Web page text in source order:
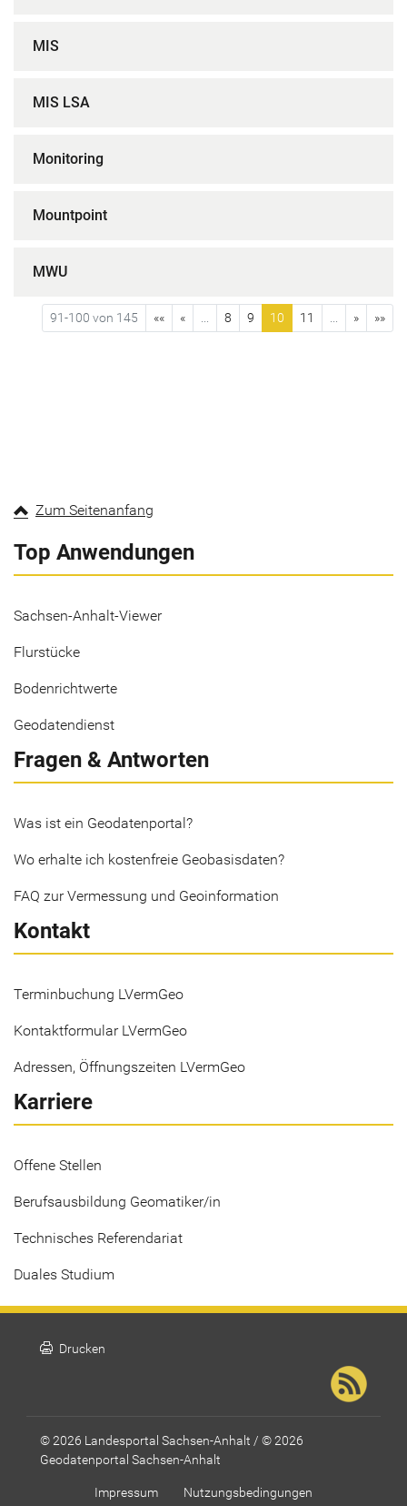
MIS
MIS LSA
Monitoring
Mountpoint
MWU
91-100 von 145 «« « 8 9 10 11 » »»
Zum Seitenanfang
Top Anwendungen
Sachsen-Anhalt-Viewer
Flurstücke
Bodenrichtwerte
Geodatendienst
Fragen & Antworten
Was ist ein Geodatenportal?
Wo erhalte ich kostenfreie Geobasisdaten?
FAQ zur Vermessung und Geoinformation
Kontakt
Terminbuchung LVermGeo
Kontaktformular LVermGeo
Adressen, Öffnungszeiten LVermGeo
Karriere
Offene Stellen
Berufsausbildung Geomatiker/in
Technisches Referendariat
Duales Studium
print Drucken
© 2026 Landesportal Sachsen-Anhalt / © 2026
Geodatenportal Sachsen-Anhalt
Impressum
Nutzungsbedingungen